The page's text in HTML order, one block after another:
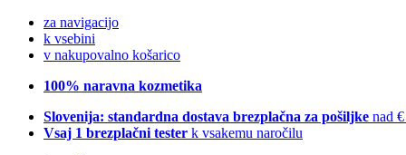
za navigacijo
k vsebini
v nakupovalno košarico
100% naravna kozmetika
Slovenija: standardna dostava brezplačna za pošiljke nad
Vsaj 1 brezplačni tester k vsakemu naročilu